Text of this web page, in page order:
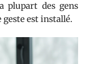
plupart des gens
geste est installé.